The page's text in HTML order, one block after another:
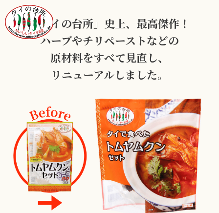
「タイの台所」史上、最高傑作！
ハーブやチリペーストなどの
原材料をすべて見直し、
リニューアルしました。